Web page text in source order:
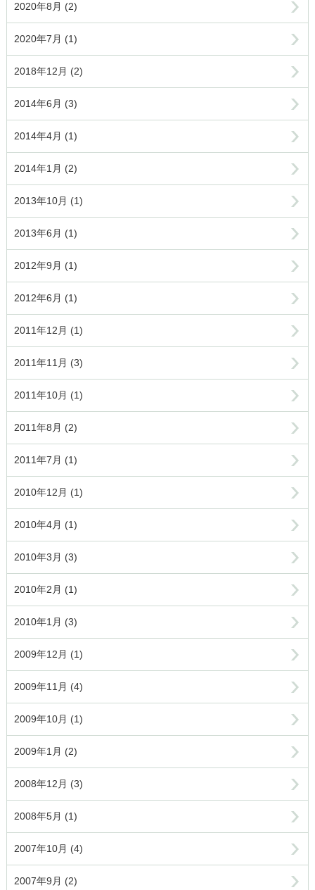
2020年8月 (2)
2020年7月 (1)
2018年12月 (2)
2014年6月 (3)
2014年4月 (1)
2014年1月 (2)
2013年10月 (1)
2013年6月 (1)
2012年9月 (1)
2012年6月 (1)
2011年12月 (1)
2011年11月 (3)
2011年10月 (1)
2011年8月 (2)
2011年7月 (1)
2010年12月 (1)
2010年4月 (1)
2010年3月 (3)
2010年2月 (1)
2010年1月 (3)
2009年12月 (1)
2009年11月 (4)
2009年10月 (1)
2009年1月 (2)
2008年12月 (3)
2008年5月 (1)
2007年10月 (4)
2007年9月 (2)